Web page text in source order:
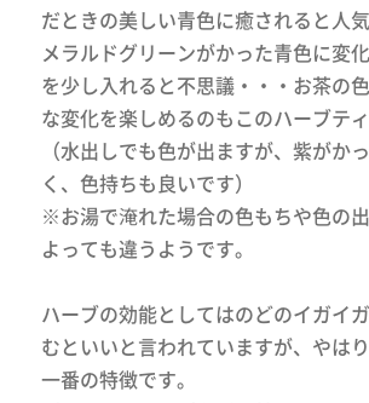
だときの美しい青色に癒されると人
メラルドグリーンがかった青色に変
を少し入れると不思議・・・お茶の
な変化を楽しめるのもこのハーブテ
（水出しでも色が出ますが、紫がか
く、色持ちも良いです）
※お湯で淹れた場合の色もちや色の
よっても違うようです。
ハーブの効能としてはのどのイガイ
むといいと言われていますが、やは
一番の特徴です。